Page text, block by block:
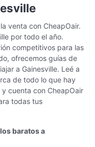
venta con CheapOair.
por todo el año.
competitivos para las
ofrecemos guías de
a Gainesville. Leé a
de todo lo que hay
cuenta con CheapOair
todas tus
baratos a